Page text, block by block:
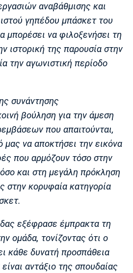
Τσέλσι Άρσεναλ
Μίλαν Μπάγερν
Παρί Σεν
Ζερμέν
Μαρσέιγ
Ερυθρός
Αστέρας
Τότεναμ
αναβάθμισης και
γηπέδου μπάσκετ του
μπορέσει να φιλοξενήσει τη
ιστορική της παρουσία στην
την αγωνιστική περίοδο
συνάντησης
βούληση για την άμεση
που απαιτούνται,
να αποκτήσει την εικόνα
που αρμόζουν τόσο στην
και στη μεγάλη πρόκληση
στην κορυφαία κατηγορία
εξέφρασε έμπρακτα τη
ομάδα, τονίζοντας ότι ο
κάθε δυνατή προσπάθεια
αντάξιο της σπουδαίας